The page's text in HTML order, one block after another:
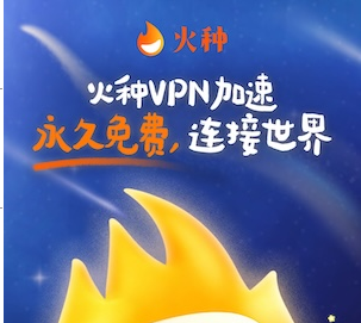
反对
反对[0]